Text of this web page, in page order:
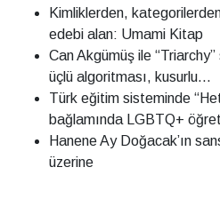
Kimliklerden,
edebi alan: Umami Kitap
Can Akgümüş ile
üçlü algoritması, kusurlu...
Türk eğitim sisteminde
bağlamında LGBTQ+
Hanene Ay Doğacak’ın
üzerine